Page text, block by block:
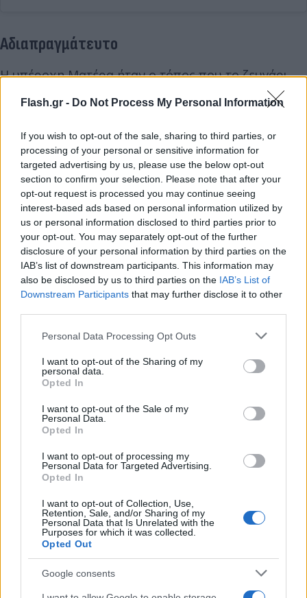
Flash.gr - Do Not Process My Personal Information
If you wish to opt-out of the sale, sharing to third parties, or
processing of your personal or sensitive information for
targeted advertising by us, please use the below opt-out
section to confirm your selection. Please note that after your
opt-out request is processed you may continue seeing
interest-based ads based on personal information utilized by
us or personal information disclosed to third parties prior to
your opt-out. You may separately opt-out of the further
disclosure of your personal information by third parties on the
IAB’s list of downstream participants. This information may
also be disclosed by us to third parties on the IAB’s List of
Downstream Participants that may further disclose it to other
Please note that this website/app uses one or more Google
not limited to your visit or usage behaviour. You may click to
grant or deny consent to Google and its third-party tags to
use your data for below specified purposes in below Google
consent section.
Personal Data Processing Opt Outs
I want to opt-out of the Sharing of my
personal data.
Opted In
I want to opt-out of the Sale of my
Personal Data.
Opted In
I want to opt-out of processing my
Personal Data for Targeted Advertising.
Opted In
I want to opt-out of Collection, Use,
Retention, Sale, and/or Sharing of my
Personal Data that Is Unrelated with the
Purposes for which it was collected.
Opted Out
Google consents
Αδιαπραγμάτευτο
Η υπέροχη Ματέρα ήταν ο τόπος που το ζευγάρι
λάτρεψε πολύ γι’ αυτό και επέλεξε να μοιραστεί
μαζί μας μια φωτογραφία που τράβηξε σε αυτό το
μέρος. Το γεγονός ότι η Κορινθίου και ο
Καραναθάσης θέλησαν να κοινοποιήσουν μια κοινή
τους φωτογραφία είναι γιατί πλέον νιώθουν
έτοιμοι για αυτό το καινούριο που μπήκε και
σάρωσε τη ζωή τους!
Παράλληλα με αυτή την κίνηση θέλουν να
δηλώσουν ότι δεν κρύβονται, δεν θέλουν όμως τα
media να σαρώσουν την προσωπική τους ζωή. Είναι
εκείνοι που θα επιλέγουν τί και πότε θα ανεβάζουν
στο Διαδίκτυο και αυτό είναι κάτι που παραμένει
αδιαπραγμάτευτο γι’ αυτούς…